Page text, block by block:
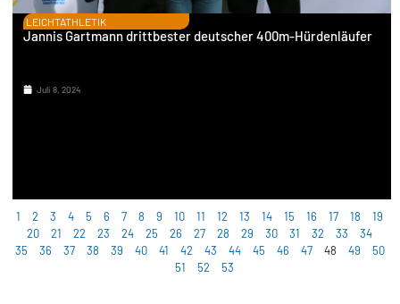
LEICHTATHLETIK
Jannis Gartmann drittbester deutscher 400m-Hürdenläufer
Juli 8, 2024
1 2 3 4 5 6 7 8 9 10 11 12 13 14 15 16 17 18
19
20
21 22 23 24 25 26 27 28 29 30 31 32 33
34
35
36 37 38 39 40 41 42 43 44 45 46 47 48 49
50
51
52 53